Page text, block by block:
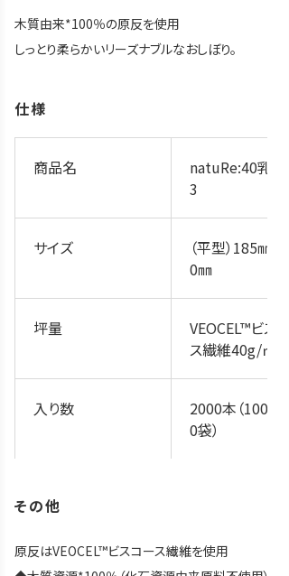
木質由来*100％の原反を使用
しっとり柔らかいリーズナブルなおしぼり。
仕様
商品名
natuRe:40乳白
3
サイズ
（平型）185㎜
0㎜
坪量
VEOCEL™ビスコ
ス繊維40g/㎡
入り数
2000本（100本
0袋）
その他
原反はVEOCEL™ビスコース繊維を使用